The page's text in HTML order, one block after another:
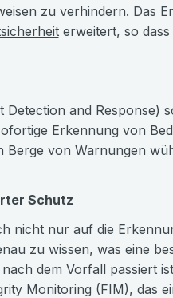
zu verhindern. Das
erweitert, so dass
and Response)
Erkennung von
von Warnungen
Schutz
nicht nur auf die
zu wissen, was eine
dem Vorfall passiert
Monitoring (FIM), das